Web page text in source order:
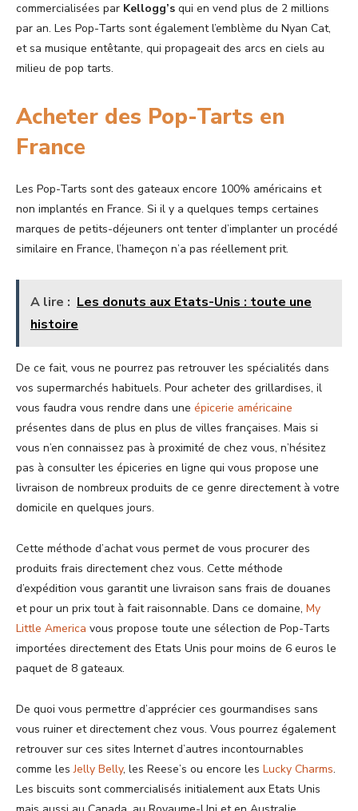
commercialisées par Kellogg’s qui en vend plus de 2 millions
par an. Les Pop-Tarts sont également l’emblème du Nyan Cat,
et sa musique entêtante, qui propageait des arcs en ciels au
milieu de pop tarts.
Acheter des Pop-Tarts en
France
Les Pop-Tarts sont des gateaux encore 100% américains et
non implantés en France. Si il y a quelques temps certaines
marques de petits-déjeuners ont tenter d’implanter un procédé
similaire en France, l’hameçon n’a pas réellement prit.
A lire : Les donuts aux Etats-Unis : toute une
histoire
De ce fait, vous ne pourrez pas retrouver les spécialités dans
vos supermarchés habituels. Pour acheter des grillardises, il
vous faudra vous rendre dans une épicerie américaine
présentes dans de plus en plus de villes françaises. Mais si
vous n’en connaissez pas à proximité de chez vous, n’hésitez
pas à consulter les épiceries en ligne qui vous propose une
livraison de nombreux produits de ce genre directement à votre
domicile en quelques jours.
Cette méthode d’achat vous permet de vous procurer des
produits frais directement chez vous. Cette méthode
d’expédition vous garantit une livraison sans frais de douanes
et pour un prix tout à fait raisonnable. Dans ce domaine, My
Little America vous propose toute une sélection de Pop-Tarts
importées directement des Etats Unis pour moins de 6 euros le
paquet de 8 gateaux.
De quoi vous permettre d’apprécier ces gourmandises sans
vous ruiner et directement chez vous. Vous pourrez également
retrouver sur ces sites Internet d’autres incontournables
comme lesJelly Belly, les Reese’s ou encore les Lucky Charms.
Les biscuits sont commercialisés initialement aux Etats Unis